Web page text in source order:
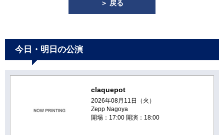
＞ 戻る
今日・明日の公演
claquepot
2026年08月11日（火）
Zepp Nagoya
開場：17:00 開演：18:00